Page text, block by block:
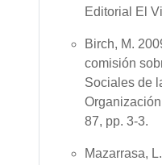
Editorial El
Birch, M.
comisión
Sociales de
87, pp. 3-3.
Mazarrasa,